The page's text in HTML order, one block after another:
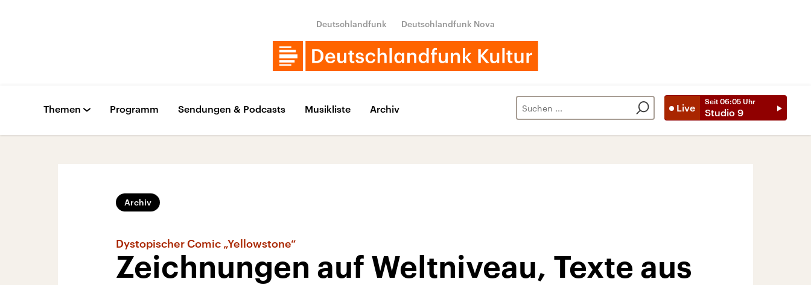
Deutschlandfunk Deutschlandfunk Nova
Live
Seit 06:05 Uhr
Studio 9
Themen Programm Sendungen & Podcasts Musikliste Archiv
Archiv
Dystopischer Comic „Yellowstone“
Zeichnungen auf Weltniveau, Texte aus